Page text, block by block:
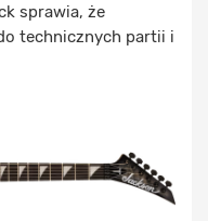
sprawia, że
technicznych partii i